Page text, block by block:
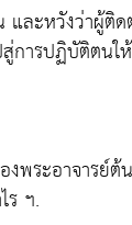
และหวังว่าผู้ติ
การปฏิบัติตน
พระอาจารย์ต้
ร ฯ.